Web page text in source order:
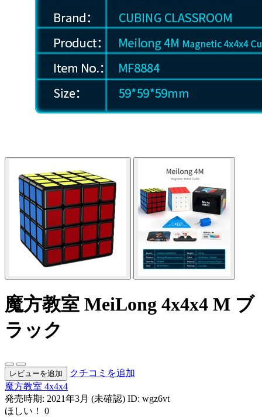
魔方教室 MeiLong 4x4x4 M ブ
ラック
レビューを追加
クチコミを追加
魔方教室 4x4x4
発売時期: 2021年3月 (未確認) ID: wgz6vt
ほしい！
0